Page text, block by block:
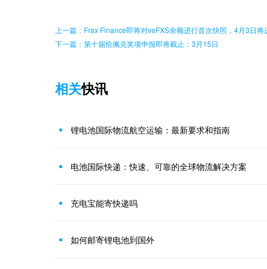
上一篇：Frax Finance即将对veFXS余额进行首次快照，4月3日将
下一篇：第十届恰佩克奖项申报即将截止：3月15日
相关快讯
锂电池国际物流航空运输：最新要求和指南
电池国际快递：快速、可靠的全球物流解决方案
充电宝能寄快递吗
如何邮寄锂电池到国外